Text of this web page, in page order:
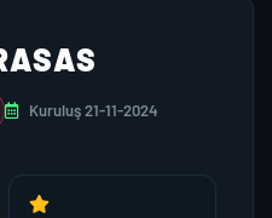
Kuruluş 21-11-2024